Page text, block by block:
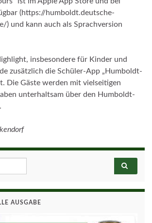
(https://humboldt.deutsche-
) und kann auch als Sprachversion
insbesondere für Kinder und
zusätzlich die Schüler-App „Humboldt-
Die Gäste werden mit vielseitigen
unterhaltsam über den Humboldt-
AUSGABE